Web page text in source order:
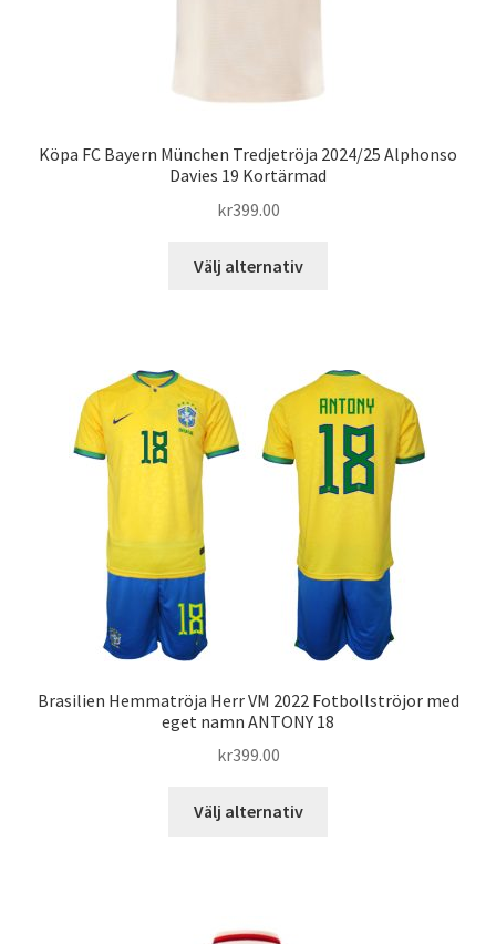
Köpa FC Bayern München Tredjetröja 2024/25 Alphonso
Davies 19 Kortärmad
kr399.00
Välj alternativ
varianter.
De
olika
alternativen
kan
produktsidan
Brasilien Hemmatröja Herr VM 2022 Fotbollströjor med
eget namn ANTONY 18
kr399.00
Välj alternativ